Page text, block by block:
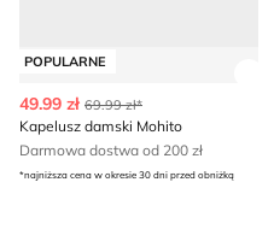
POPULARNE
49.99 zł 69.99 zł*
Kapelusz damski Mohito
Darmowa dostwa od 200 zł
*najniższa cena w okresie 30 dni przed obniżką